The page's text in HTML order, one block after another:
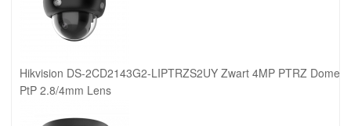
Hikvision DS-2CD2143G2-LIPTRZS2UY Zwart 4MP PTRZ Dome
PtP 2.8/4mm Lens